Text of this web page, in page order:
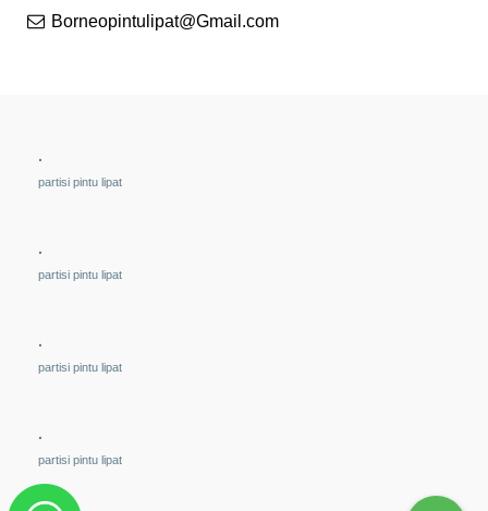
Borneopintulipat@Gmail.com
.
partisi pintu lipat
.
partisi pintu lipat
.
partisi pintu lipat
.
partisi pintu lipat